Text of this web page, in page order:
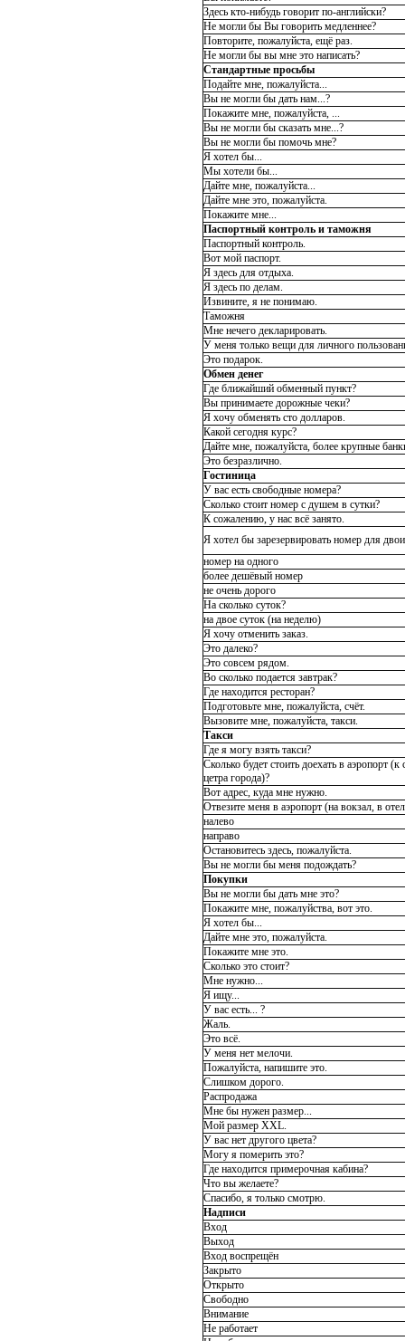
Здесь кто-нибудь говорит по-английски?
Не могли бы Вы говорить медленнее?
Повторите, пожалуйста, ещё раз.
Не могли бы вы мне это написать?
Стандартные просьбы
Подайте мне, пожалуйста...
Вы не могли бы дать нам...?
Покажите мне, пожалуйста, ...
Вы не могли бы сказать мне...?
Вы не могли бы помочь мне?
Я хотел бы...
Мы хотели бы...
Дайте мне, пожалуйста...
Дайте мне это, пожалуйста.
Покажите мне...
Паспортный контроль и таможня
Паспортный контроль.
Вот мой паспорт.
Я здесь для отдыха.
Я здесь по делам.
Извините, я не понимаю.
Таможня
Мне нечего декларировать.
У меня только вещи для личного
Это подарок.
Обмен денег
Где ближайший обменный пункт?
Вы принимаете дорожные чеки?
Я хочу обменять сто долларов.
Какой сегодня курс?
Дайте мне, пожалуйста, более крупные
Это безразлично.
Гостиница
У вас есть свободные номера?
Сколько стоит номер с душем в сутки?
К сожалению, у нас всё занято.
Я хотел бы зарезервировать номер для
номер на одного
более дешёвый номер
не очень дорого
На сколько суток?
на двое суток (на неделю)
Я хочу отменить заказ.
Это далеко?
Это совсем рядом.
Во сколько подается завтрак?
Где находится ресторан?
Подготовьте мне, пожалуйста, счёт.
Вызовите мне, пожалуйста, такси.
Такси
Где я могу взять такси?
Сколько будет стоить доехать в аэропорт
цетра города)?
Вот адрес, куда мне нужно.
Отвезите меня в аэропорт (на вокзал, в
налево
направо
Остановитесь здесь, пожалуйста.
Вы не могли бы меня подождать?
Покупки
Вы не могли бы дать мне это?
Покажите мне, пожалуйства, вот это.
Я хотел бы...
Дайте мне это, пожалуйста.
Покажите мне это.
Сколько это стоит?
Мне нужно...
Я ищу...
У вас есть... ?
Жаль.
Это всё.
У меня нет мелочи.
Пожалуйста, напишите это.
Слишком дорого.
Распродажа
Мне бы нужен размер...
Мой размер XXL.
У вас нет другого цвета?
Могу я померить это?
Где находится примерочная кабина?
Что вы желаете?
Спасибо, я только смотрю.
Надписи
Вход
Выход
Вход воспрещён
Закрыто
Открыто
Свободно
Внимание
Не работает